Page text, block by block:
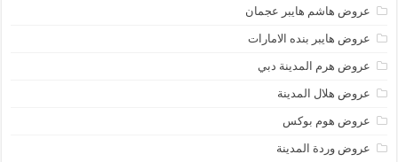
عروض هاشم هايبر عجمان
عروض هايبر بنده الامارات
عروض هرم المدينة دبي
عروض هلال المدينة
عروض هوم بوكس
عروض وردة المدينة